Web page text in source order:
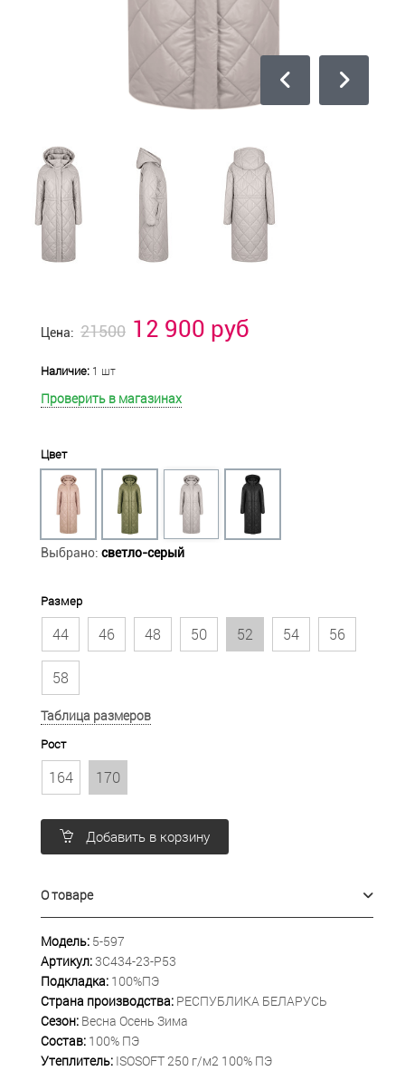
Цена: 21500 12 900 руб
Наличие: 1 шт
Проверить в магазинах
Цвет
Выбрано: светло-серый
Размер
44 46 48 50 52 54 56
58
Таблица размеров
Рост
164 170
Добавить в корзину
О товаре
Модель: 5-597
Артикул:3С434-23-Р53
Подкладка: 100%ПЭ
Страна производства: РЕСПУБЛИКА БЕЛАРУСЬ
Сезон: Весна Осень Зима
Состав: 100% ПЭ
Утеплитель: ISOSOFT 250 г/м2 100% ПЭ